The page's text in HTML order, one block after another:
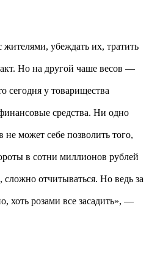
жителями, убеждать их, тратить
Но на другой чаше весов —
сегодня у товарищества
средства. Ни одно
не может себе позволить того,
в сотни миллионов рублей
сложно отчитываться. Но ведь за
хоть розами все засадить», —